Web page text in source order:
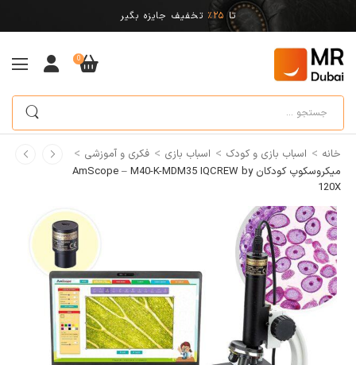
تا 25% تخفیف جایزه بگیر
0
خانه > اسباب بازی و کودک > اسباب بازی > فکری و آموزشی >
میکروسکوپ کودکان AmScope – M40-K-MDM35 IQCREW by
120X